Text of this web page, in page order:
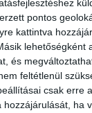
pontos
kattintva
és
feltétlenül
csak
ha